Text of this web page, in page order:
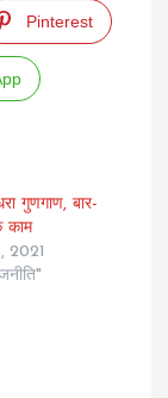
Pinterest
गुणगाण, बार-
काम
2021